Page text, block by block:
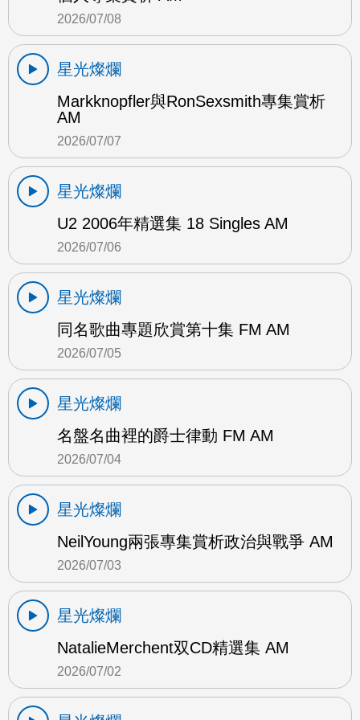
2026/07/08
星光燦爛
Markknopfler與RonSexsmith專集賞析
AM
2026/07/07
星光燦爛
U2 2006年精選集 18 Singles AM
2026/07/06
星光燦爛
同名歌曲專題欣賞第十集 FM AM
2026/07/05
星光燦爛
名盤名曲裡的爵士律動 FM AM
2026/07/04
星光燦爛
NeilYoung兩張專集賞析政治與戰爭 AM
2026/07/03
星光燦爛
NatalieMerchent双CD精選集 AM
2026/07/02